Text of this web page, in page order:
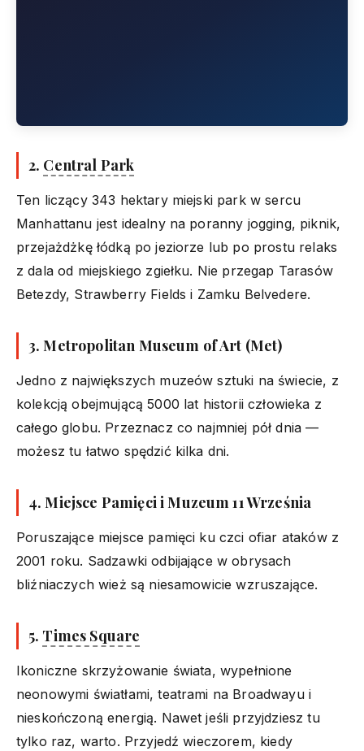
2. Central Park
Ten liczący 343 hektary miejski park w sercu
Manhattanu jest idealny na poranny jogging, piknik,
przejażdżkę łódką po jeziorze lub po prostu relaks
z dala od miejskiego zgiełku. Nie przegap Tarasów
Betezdy, Strawberry Fields i Zamku Belvedere.
3. Metropolitan Museum of Art (Met)
Jedno z największych muzeów sztuki na świecie, z
kolekcją obejmującą 5000 lat historii człowieka z
całego globu. Przeznacz co najmniej pół dnia —
możesz tu łatwo spędzić kilka dni.
4. Miejsce Pamięci i Muzeum 11 Września
Poruszające miejsce pamięci ku czci ofiar ataków z
2001 roku. Sadzawki odbijające w obrysach
bliźniaczych wież są niesamowicie wzruszające.
5. Times Square
Ikoniczne skrzyżowanie świata, wypełnione
neonowymi światłami, teatrami na Broadwayu i
nieskończoną energią. Nawet jeśli przyjdziesz tu
tylko raz, warto. Przyjedź wieczorem, kiedy